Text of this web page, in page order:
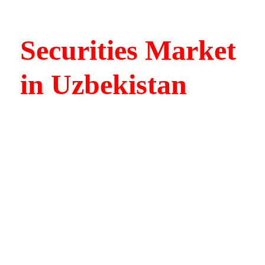
Securities Market
in Uzbekistan